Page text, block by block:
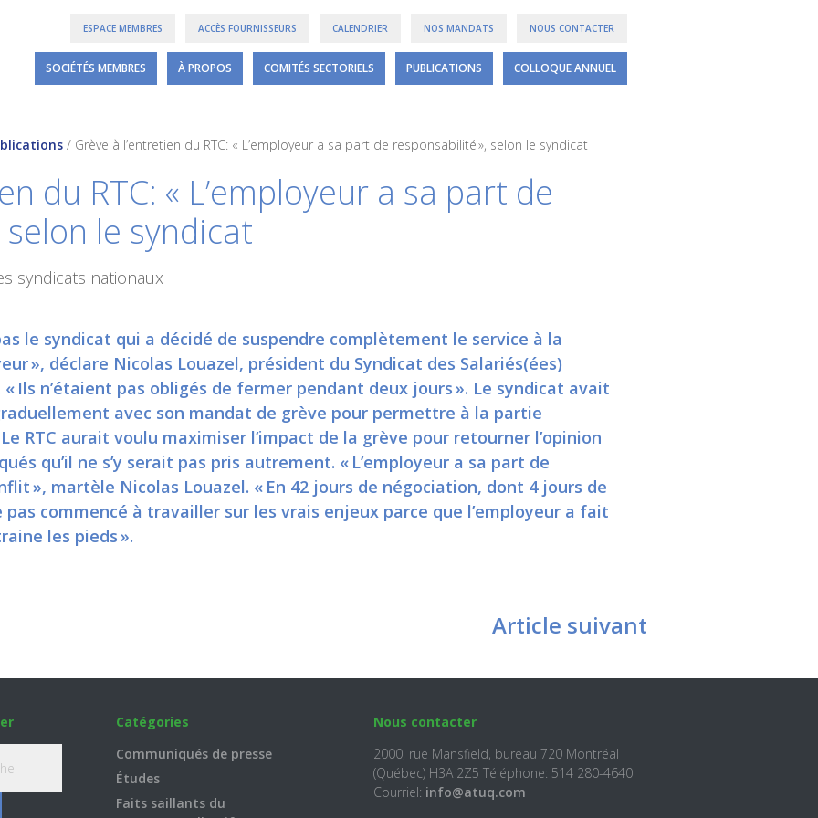
ESPACE MEMBRES ACCÈS FOURNISSEURS CALENDRIER NOS MANDATS NOUS CONTACTER
SOCIÉTÉS MEMBRES À PROPOS COMITÉS SECTORIELS PUBLICATIONS COLLOQUE ANNUEL
/ Grève à l’entretien du RTC: « L’employeur a sa part de responsabilité », selon le syndicat
du RTC: « L’employeur a sa part de
le syndicat
syndicats nationaux
le syndicat qui a décidé de suspendre complètement le service à la
», déclare Nicolas Louazel, président du Syndicat des Salariés(ées)
« Ils n’étaient pas obligés de fermer pendant deux jours ». Le syndicat avait
avec son mandat de grève pour permettre à la partie
RTC aurait voulu maximiser l’impact de la grève pour retourner l’opinion
qu’il ne s’y serait pas pris autrement. « L’employeur a sa part de
», martèle Nicolas Louazel. « En 42 jours de négociation, dont 4 jours de
pas commencé à travailler sur les vrais enjeux parce que l’employeur a fait
les pieds ».
Article suivant
Catégories
Communiqués de presse
Études
Faits saillants du
Nous contacter
2000, rue Mansfield, bureau 720 Montréal
(Québec) H3A 2Z5 Téléphone: 514 280-4640
Courriel: info@atuq.com